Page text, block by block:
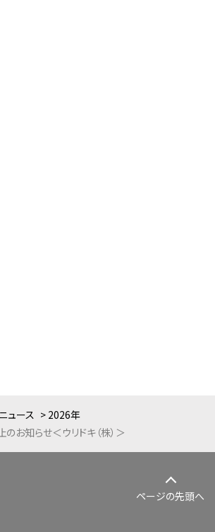
ュース
2026年
お知らせ＜ウリドキ（株）＞
ページの先頭へ